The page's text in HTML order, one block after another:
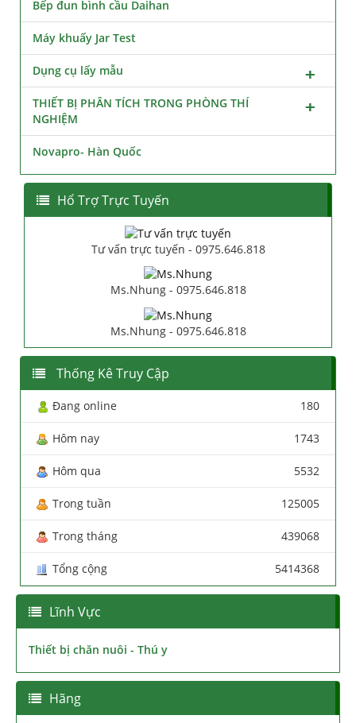
Bếp đun bình cầu Daihan
Máy khuấy Jar Test
Dụng cụ lấy mẫu
THIẾT BỊ PHÂN TÍCH TRONG PHÒNG THÍ
NGHIỆM
Novapro- Hàn Quốc
Hổ Trợ Trực Tuyến
Tư vấn trực tuyến - 0975.646.818
Ms.Nhung - 0975.646.818
Ms.Nhung - 0975.646.818
Thống Kê Truy Cập
Đang online 180
Hôm nay 1743
Hôm qua 5532
Trong tuần 125005
Trong tháng 439068
Tổng cộng 5414368
Lĩnh Vực
Thiết bị chăn nuôi - Thú y
Hãng